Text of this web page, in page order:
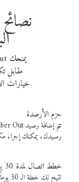
مقابل
خيارات
حزم الأرصدة
رصيدك، يمكنك إجراء
خطط اتصال لمدة 30 يومًا